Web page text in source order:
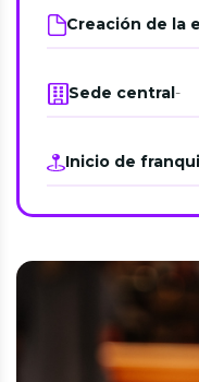
Creación de la
Sede central-
Inicio de